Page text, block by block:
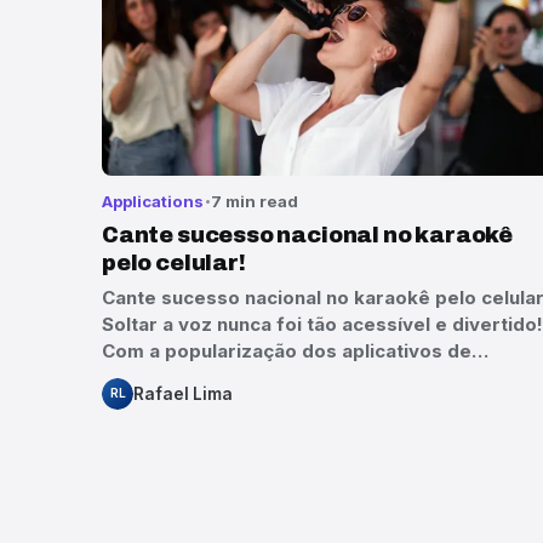
Applications 7 min read
Cante sucesso nacional no karaokê
pelo celular!
Cante sucesso nacional no karaokê pelo
Soltar a voz nunca foi tão acessível e divertido!
Com a popularização dos aplicativos de…
RL Rafael Lima